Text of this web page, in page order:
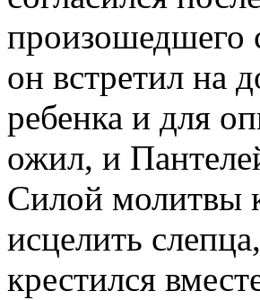
произошедшего
он встретил на
ребенка и для
ожил, и
Силой молитвы
исцелить
крестился